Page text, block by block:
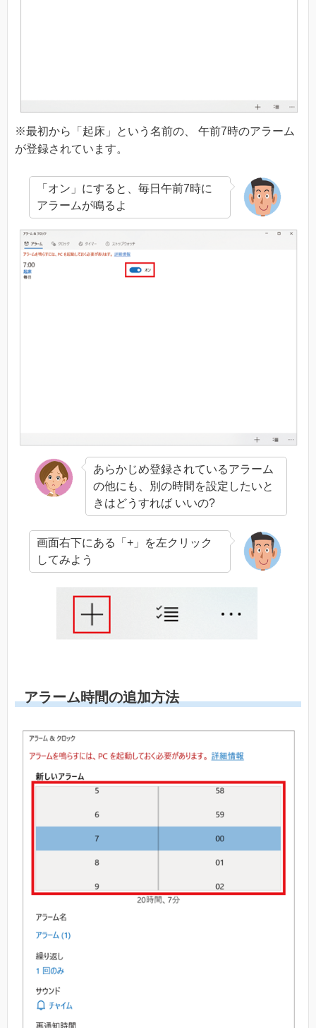
※最初から「起床」という名前の、 午前7時のアラーム
が登録されています。
「オン」にすると、毎日午前7時に
アラームが鳴るよ
あらかじめ登録されているアラーム
の他にも、別の時間を設定したいと
きはどうすれば いいの?
画面右下にある「+」を左クリック
してみよう
アラーム時間の追加方法